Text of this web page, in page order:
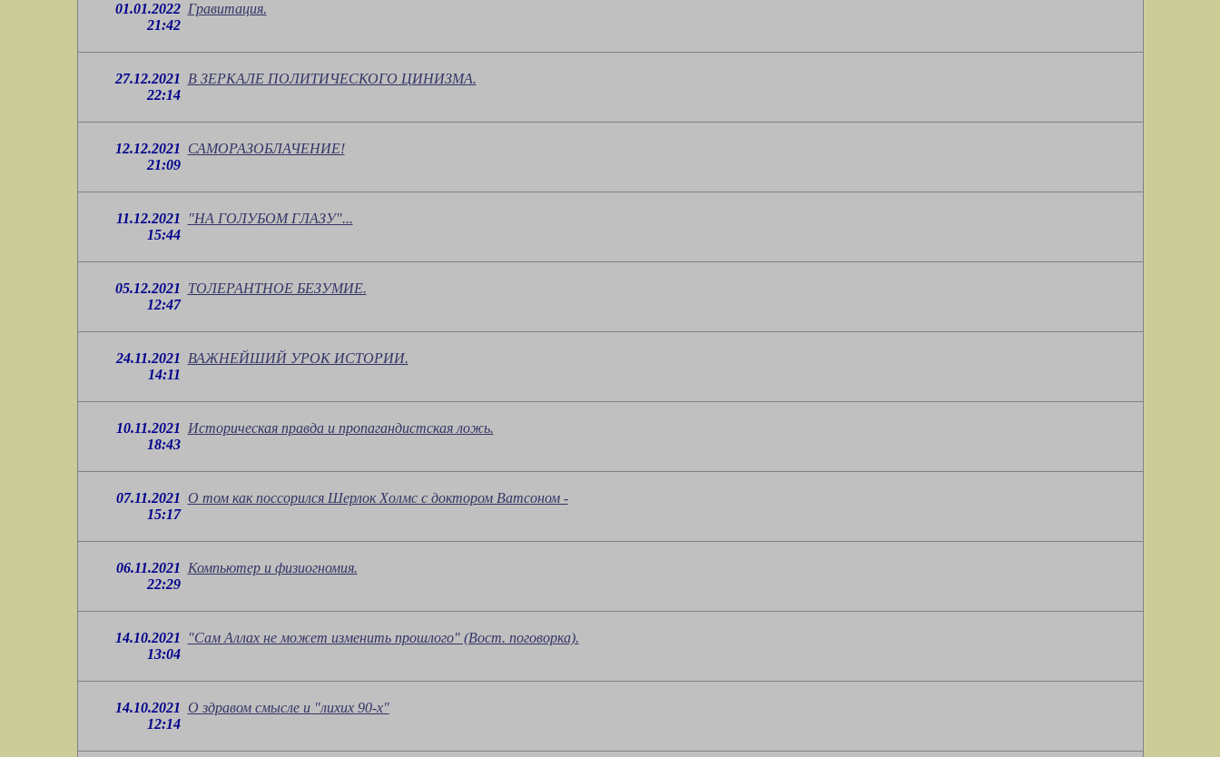
01.01.2022
21:42
Гравитация.
27.12.2021
22:14
В ЗЕРКАЛЕ ПОЛИТИЧЕСКОГО ЦИНИЗМА.
12.12.2021
21:09
САМОРАЗОБЛАЧЕНИЕ!
11.12.2021
15:44
"НА ГОЛУБОМ ГЛАЗУ"...
05.12.2021
12:47
ТОЛЕРАНТНОЕ БЕЗУМИЕ.
24.11.2021
14:11
ВАЖНЕЙШИЙ УРОК ИСТОРИИ.
10.11.2021
18:43
Историческая правда и пропагандистская ложь.
07.11.2021
15:17
О том как поссорился Шерлок Холмс с доктором Ватсоном -
06.11.2021
22:29
Компьютер и физиогномия.
14.10.2021
13:04
"Сам Аллах не может изменить прошлого" (Вост. поговорка).
14.10.2021
12:14
О здравом смысле и "лихих 90-х"